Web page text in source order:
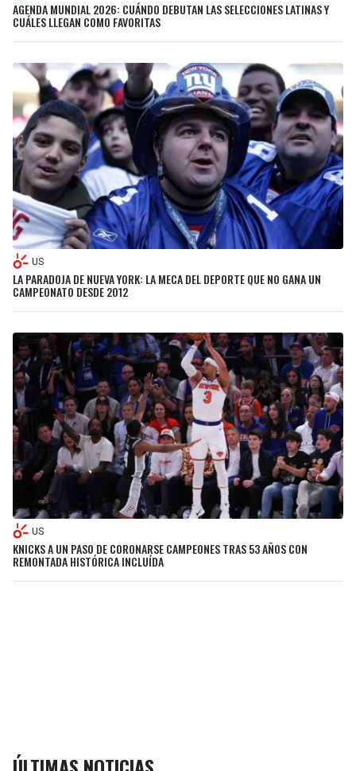
AGENDA MUNDIAL 2026: CUÁNDO DEBUTAN LAS SELECCIONES LATINAS Y
CUÁLES LLEGAN COMO FAVORITAS
US
LA PARADOJA DE NUEVA YORK: LA MECA DEL DEPORTE QUE NO GANA UN
CAMPEONATO DESDE 2012
US
KNICKS A UN PASO DE CORONARSE CAMPEONES TRAS 53 AÑOS CON
REMONTADA HISTÓRICA INCLUÍDA